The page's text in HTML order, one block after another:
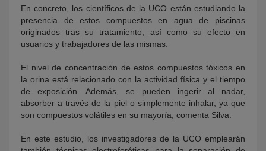
En concreto, los científicos de la UCO están estudiando la
presencia de estos compuestos en agua de piscinas
originados tras su tratamiento, así como su efecto en
usuarios y trabajadores de las mismas.
El nivel de concentración de estos compuestos tóxicos en
la orina está relacionado con la actividad física y el tiempo
de exposición. Además, se pueden ingerir al nadar,
absorber a través de la piel o simplemente inhalar, ya que
son compuestos volátiles en su mayoría, comenta Silva.
En este estudio, los investigadores de la UCO emplearán